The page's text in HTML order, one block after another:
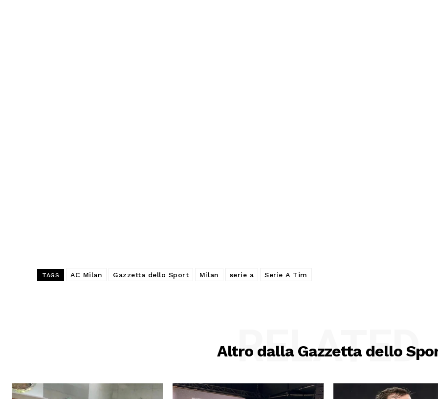
TAGS AC Milan Gazzetta dello Sport Milan serie a Serie A Tim
Altro dalla Gazzetta dello
RELATED